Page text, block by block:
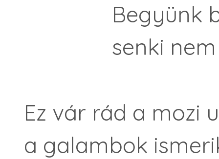
Begyünk
senki nem
Ez vár rád a mozi
a galambok